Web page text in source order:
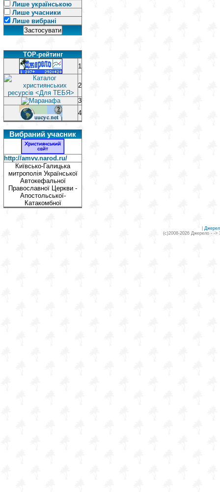
Лише українською
Лише учасники
Лише вибрані
TOP-рейтинг
1
2
3
4
Вибраний учасник
http://amvv.narod.ru/
Київсько-Галицька
митрополія Української
Автокефальної
Православної Церкви -
Апостольської-
Катакомбної
(c)2008-2026 Джерело - ->